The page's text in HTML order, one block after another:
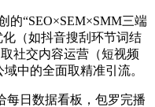
“SEO×SEM×SMM三端
（如抖音搜刮环节词结
社交内容运营（短视频
中的全面取精准引流。
日数据看板，包罗完播